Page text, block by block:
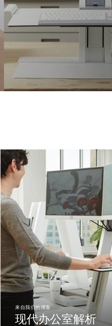
注册
拥有参考代码？
进入
来自我们的博客
现代办公室解析